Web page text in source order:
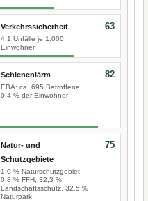
Verkehrssicherheit
4,1 Unfälle je 1.000
Einwohner
63
Schienenlärm
EBA: ca. 695 Betroffene,
0,4 % der Einwohner
82
Natur- und
Schutzgebiete
1,0 % Naturschutzgebiet,
0,8 % FFH, 32,3 %
Landschaftsschutz, 32,5 %
Naturpark
75